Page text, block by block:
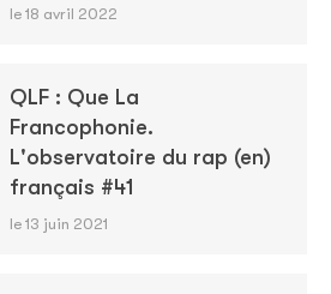
le 18 avril 2022
QLF : Que La
Francophonie.
L'observatoire du rap (en)
français #41
le 13 juin 2021